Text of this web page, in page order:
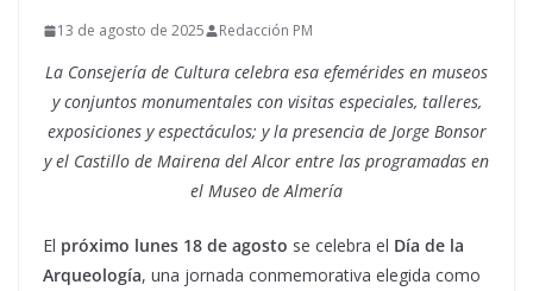
13 de agosto de 2025 Redacción PM
La Consejería de Cultura celebra esa efemérides en museos
y conjuntos monumentales con visitas especiales, talleres,
exposiciones y espectáculos; y la presencia de Jorge Bonsor
y el Castillo de Mairena del Alcor entre las programadas en
el Museo de Almería
El próximo lunes 18 de agosto se celebra el Día de la
Arqueología, una jornada conmemorativa elegida como